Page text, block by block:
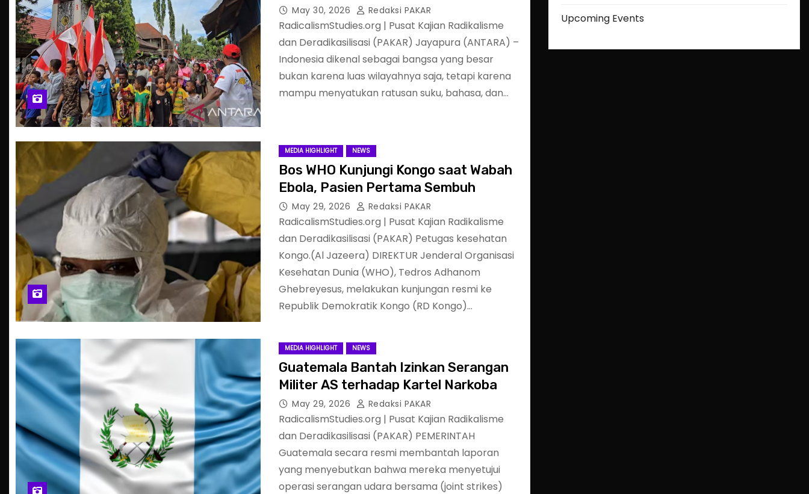
May 30, 2026 Redaksi PAKAR
RadicalismStudies.org | Pusat Kajian Radikalisme
dan Deradikasilisasi (PAKAR) Jayapura (ANTARA) –
Indonesia dikenal sebagai bangsa yang besar
bukan karena luas wilayahnya saja, tetapi karena
mampu menyatukan ratusan suku, bahasa, dan…
MEDIA HIGHLIGHT NEWS
Bos WHO Kunjungi Kongo saat Wabah
Ebola, Pasien Pertama Sembuh
May 29, 2026 Redaksi PAKAR
RadicalismStudies.org | Pusat Kajian Radikalisme
dan Deradikasilisasi (PAKAR) Petugas kesehatan
Kongo.(Al Jazeera) DIREKTUR Jenderal Organisasi
Kesehatan Dunia (WHO), Tedros Adhanom
Ghebreyesus, melakukan kunjungan resmi ke
Republik Demokratik Kongo (RD Kongo)…
MEDIA HIGHLIGHT NEWS
Guatemala Bantah Izinkan Serangan
Militer AS terhadap Kartel Narkoba
May 29, 2026 Redaksi PAKAR
RadicalismStudies.org | Pusat Kajian Radikalisme
dan Deradikasilisasi (PAKAR) PEMERINTAH
Guatemala secara resmi membantah laporan
yang menyebutkan bahwa mereka menyetujui
operasi serangan udara bersama (joint strikes)
Upcoming Events